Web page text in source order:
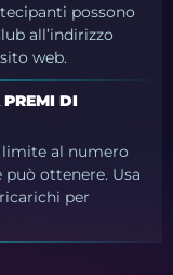
possono
all’indirizzo
web.
PREMI DI
al numero
ottenere. Usa
per